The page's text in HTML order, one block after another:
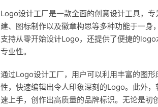
Logo设计工厂是一款全面的创意设计工具，
建、图标制作以及徽章构思等多种功能于一
支持从零开始设计Logo，还提供了便捷的
专业性。
通过Logo设计工厂，用户可以利用丰富的图
性，快速编辑出令人印象深刻的Logo。此外
速上手，创作出高质量的品牌标识。无论是